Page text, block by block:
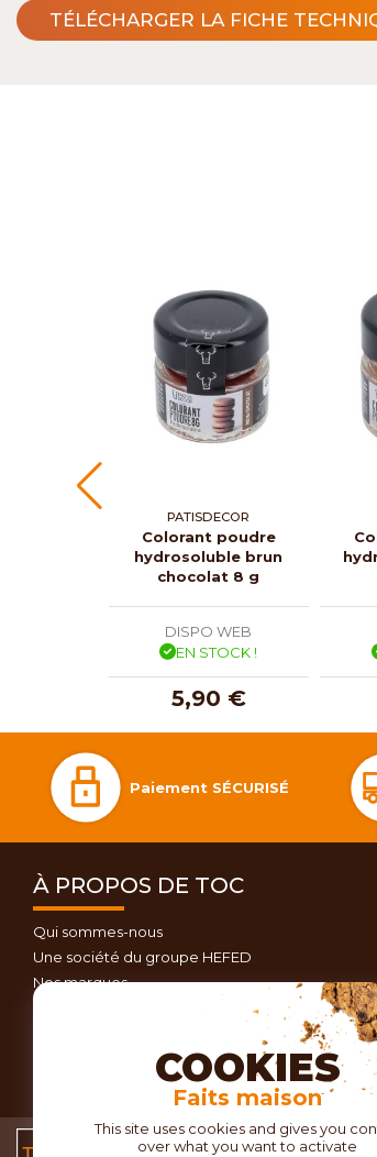
TÉLÉCHARGER LA FICHE
PATISDECOR
Colorant poudre
hydrosoluble brun
chocolat 8 g
DISPO WEB
EN STOCK !
5,90 €
Paiement SÉCURISÉ
À PROPOS DE TOC
Qui sommes-nous
Une société du groupe HEFED
Nos marques
Conditions générales
COOKIES
Faits maison
This site uses cookies and gives you
over what you want to activate